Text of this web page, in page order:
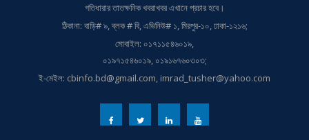
গতিধারার তাতক্ষনিক খবরাখবর এখানে প্রচার হবে।
ঠিকানা: বাড়ি# ৯, ব্লক # বি, এভিনিউ# ১, মিরপুর-১০, ঢাকা-১২১৬;
মোবাইল: ০১৭১১৫৪৬০১৯,
০১৯৭১৫৪৬০১৯, ০১৯১৬৭৬০৩০৩;
ই-মেইল: cbinfo.bd@gmail.com, imrad_tusher@yahoo.com